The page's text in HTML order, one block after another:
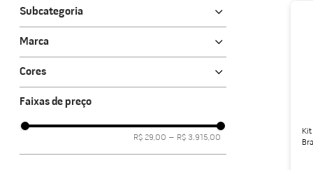
Subcategoria
Vaso para caixa
Caixa Para Vasos Acoplados
Vasos Com Caixa Acoplada
Marca
Icasa
Lorenzetti
Cores
Branco
Faixas de preço
R$ 29,00 – R$ 3.915,00
Kit
vaso sanitário
telhas